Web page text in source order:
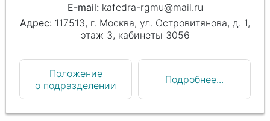
kafedra-rgmu@mail.ru
117513, г. Москва, ул. Островитянова, д. 1,
этаж 3, кабинеты 3056
Положение
о подразделении
Подробнее...